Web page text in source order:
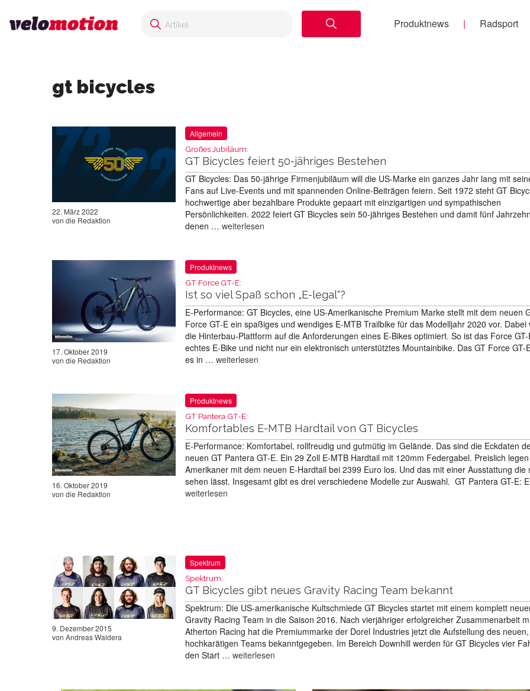
Produktnews Radsport
gt bicycles
22. März 2022
von die Redaktion
Allgemein
Großes Jubiläum:
GT Bicycles feiert 50-jähriges Bestehen
GT Bicycles: Das 50-jährige Firmenjubiläum will die US-Marke ein ganzes Jahr lang mit
Fans auf Live-Events und mit spannenden Online-Beiträgen feiern. Seit 1972 steht GT
hochwertige aber bezahlbare Produkte gepaart mit einzigartigen und sympathischen
Persönlichkeiten. 2022 feiert GT Bicycles sein 50-jähriges Bestehen und damit fünf
denen … weiterlesen
17. Oktober 2019
von die Redaktion
Produktnews
GT Force GT-E:
Ist so viel Spaß schon „E-legal“?
E-Performance: GT Bicycles, eine US-Amerikanische Premium Marke stellt mit dem neuen
Force GT-E ein spaßiges und wendiges E-MTB Trailbike für das Modelljahr 2020 vor. Dabei
die Hinterbau-Plattform auf die Anforderungen eines E-Bikes optimiert. So ist das Force
echtes E-Bike und nicht nur ein elektronisch unterstütztes Mountainbike. Das GT Force GT-
es in … weiterlesen
16. Oktober 2019
von die Redaktion
Produktnews
GT Pantera GT-E:
Komfortables E-MTB Hardtail von GT Bicycles
E-Performance: Komfortabel, rollfreudig und gutmütig im Gelände. Das sind die Eckdaten
neuen GT Pantera GT-E. Ein 29 Zoll E-MTB Hardtail mit 120mm Federgabel. Preislich
Amerikaner mit dem neuen E-Hardtail bei 2399 Euro los. Und das mit einer Ausstattung die
sehen lässt. Insgesamt gibt es drei verschiedene Modelle zur Auswahl. GT Pantera GT-E:
weiterlesen
9. Dezember 2015
von Andreas Waldera
Spektrum
Spektrum:
GT Bicycles gibt neues Gravity Racing Team bekannt
Spektrum: Die US-amerikanische Kultschmiede GT Bicycles startet mit einem komplett
Gravity Racing Team in die Saison 2016. Nach vierjähriger erfolgreicher Zusammenarbeit
Atherton Racing hat die Premiummarke der Dorel Industries jetzt die Aufstellung des neuen,
hochkarätigen Teams bekanntgegeben. Im Bereich Downhill werden für GT Bicycles vier
den Start … weiterlesen